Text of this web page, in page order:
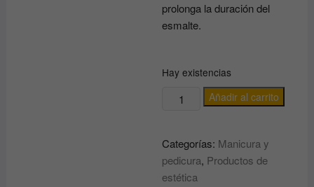
prolonga la duración del
esmalte.
Hay existencias
Base
Tradicional
Masglo
Inquebrantable
13.5ml
Añadir al carrito
Categorías: Manicura y
pedicura, Productos de
estética